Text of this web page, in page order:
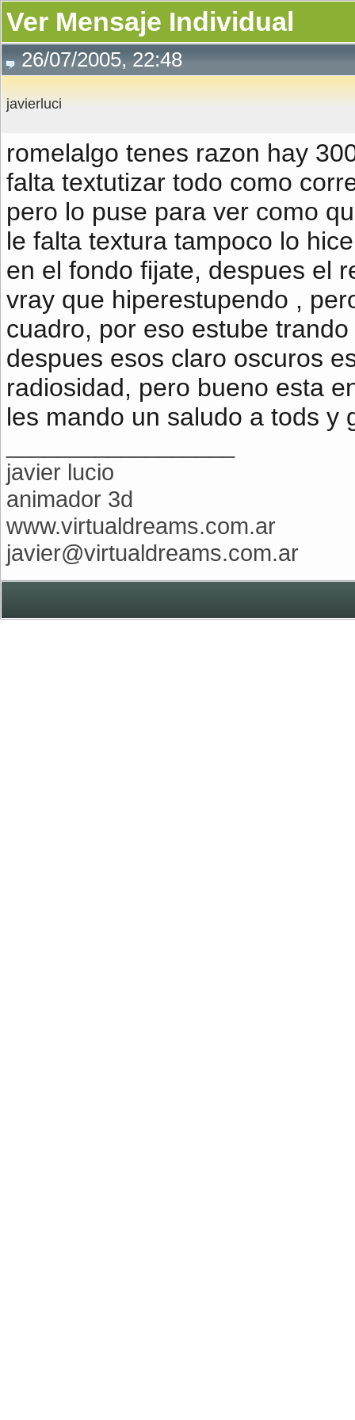
Ver Mensaje Individual
26/07/2005, 22:48
javierluci
romelalgo tenes razon hay
falta textutizar todo como
pero lo puse para ver como
le falta textura tampoco lo
en el fondo fijate, despues el
vray que hiperestupendo ,
cuadro, por eso estube
despues esos claro oscuros
radiosidad, pero bueno esta
les mando un saludo a tods y
javier lucio
animador 3d
www.virtualdreams.com.ar
javier@virtualdreams.com.ar